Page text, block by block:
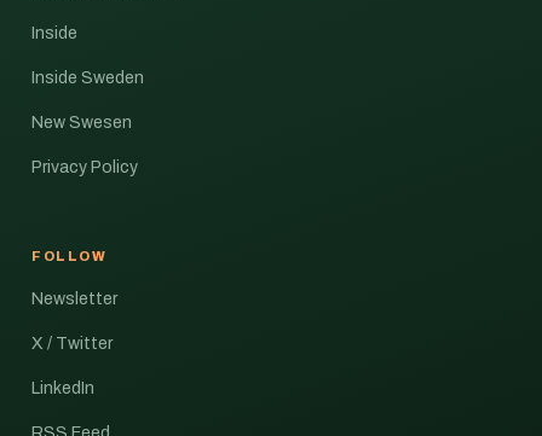
Inside
Inside Sweden
New Swesen
Privacy Policy
FOLLOW
Newsletter
X / Twitter
LinkedIn